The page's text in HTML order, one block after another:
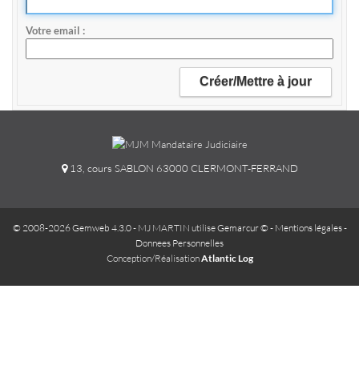
Votre email
13, cours SABLON 63000 CLERMONT-FERRAND
© 2008-2026 Gemweb 4.3.0- MJ MARTIN utiliseGemarcur © - Mentions légales-
Donnees Personnelles
Conception/RéalisationAtlantic Log